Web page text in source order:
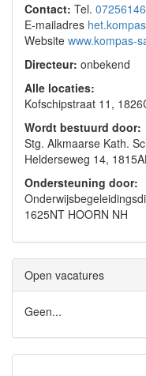
Contact: Tel.
E-mailadres
Website www.kompas-
Directeur: onbekend
Alle locaties:
Kofschipstraat 11,
Wordt bestuurd door:
Stg. Alkmaarse Kath.
Helderseweg 14,
Ondersteuning door:
1625NT HOORN NH
Open vacatures
Geen...